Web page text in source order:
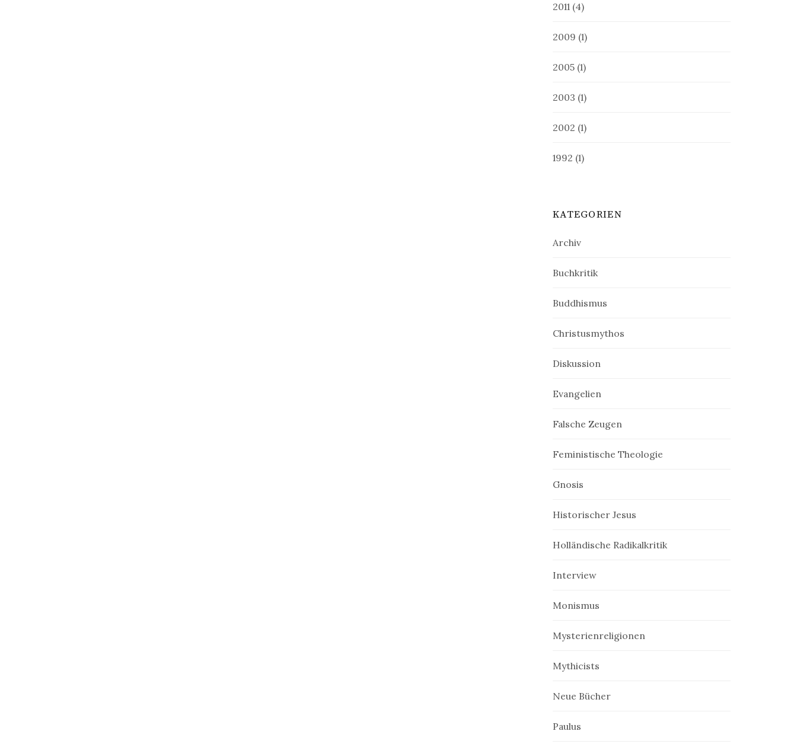
2011 (4)
2009 (1)
2005 (1)
2003 (1)
2002 (1)
1992 (1)
KATEGORIEN
Archiv
Buchkritik
Buddhismus
Christusmythos
Diskussion
Evangelien
Falsche Zeugen
Feministische Theologie
Gnosis
Historischer Jesus
Holländische Radikalkritik
Interview
Monismus
Mysterienreligionen
Mythicists
Neue Bücher
Paulus